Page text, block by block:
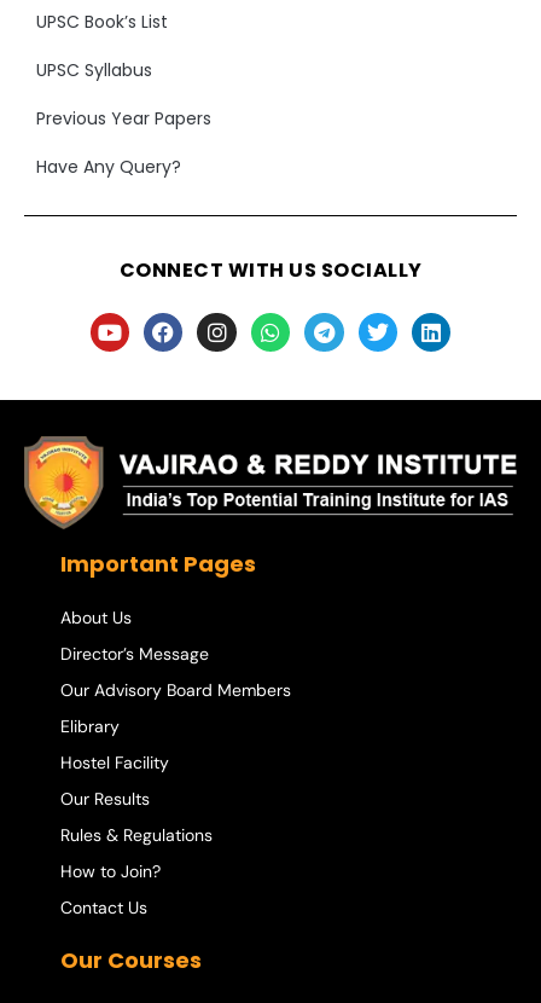
UPSC Book’s List
UPSC Syllabus
Previous Year Papers
Have Any Query?
CONNECT WITH US SOCIALLY
Important Pages
About Us
Director’s Message
Our Advisory Board Members
Elibrary
Hostel Facility
Our Results
Rules & Regulations
How to Join?
Contact Us
Our Courses